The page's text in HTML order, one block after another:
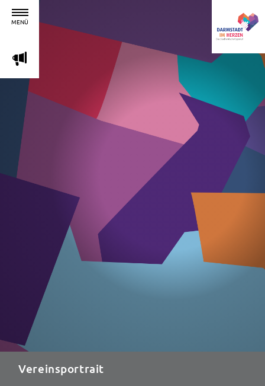
MENÜ
m
Vereinsportrait